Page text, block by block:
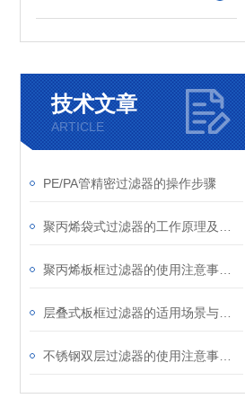
技术文章
ARTICLE
PE/PA管精密过滤器的操作步骤